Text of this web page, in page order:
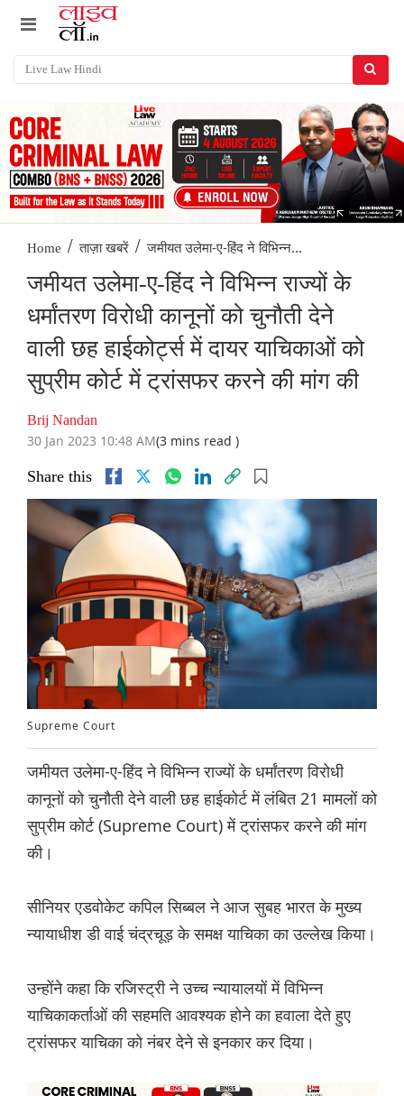
Home / ताज़ा खबरें / जमीयत उलेमा-ए-हिंद ने विभिन्न...
जमीयत उलेमा-ए-हिंद ने विभिन्न राज्यों के
धर्मांतरण विरोधी कानूनों को चुनौती देने
वाली छह हाईकोर्ट्स में दायर याचिकाओं को
सुप्रीम कोर्ट में ट्रांसफर करने की मांग की
Brij Nandan
30 Jan 2023 10:48 AM(3 mins read )
Share this
Supreme Court
जमीयत उलेमा-ए-हिंद ने विभिन्न राज्यों के धर्मांतरण विरोधी
कानूनों को चुनौती देने वाली छह हाईकोर्ट में लंबित 21 मामलों को
सुप्रीम कोर्ट (Supreme Court) में ट्रांसफर करने की मांग
की।
सीनियर एडवोकेट कपिल सिब्बल ने आज सुबह भारत के मुख्य
न्यायाधीश डी वाई चंद्रचूड़ के समक्ष याचिका का उल्लेख किया।
उन्होंने कहा कि रजिस्ट्री ने उच्च न्यायालयों में विभिन्न
याचिकाकर्ताओं की सहमति आवश्यक होने का हवाला देते हुए
ट्रांसफर याचिका को नंबर देने से इनकार कर दिया।